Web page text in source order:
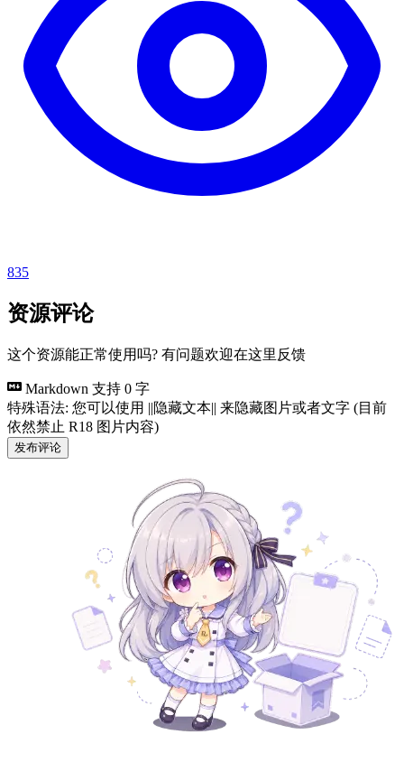
835
资源评论
这个资源能正常使用吗? 有问题欢迎在这里反馈
Markdown 支持 0 字
特殊语法: 您可以使用 ||隐藏文本|| 来隐藏图片或者文字 (目前
依然禁止 R18 图片内容)
发布评论